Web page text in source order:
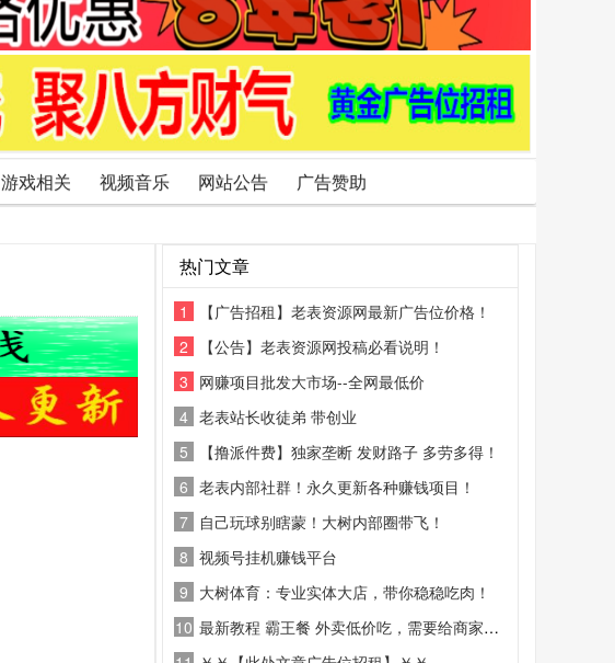
游戏相关 视频音乐 网站公告 广告赞助
热门文章
1
【广告招租】老表资源网最新广告位价格！
2
【公告】老表资源网投稿必看说明！
3 网赚项目批发大市场--全网最低价
4 老表站长收徒弟 带创业
5
【撸派件费】独家垄断 发财路子 多劳多得！
6 老表内部社群！永久更新各种赚钱项目！
7 自己玩球别瞎蒙！大树内部圈带飞！
8 视频号挂机赚钱平台
9 大树体育：专业实体大店，带你稳稳吃肉！
10 最新教程 霸王餐 外卖低价吃，需要给商家好评